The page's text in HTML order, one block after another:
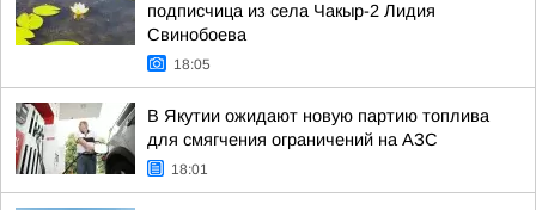
подписчица из села Чакыр-2 Лидия
Свинобоева
18:05
В Якутии ожидают новую партию топлива
для смягчения ограничений на АЗС
18:01